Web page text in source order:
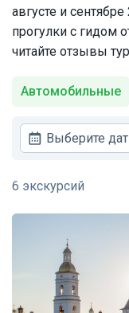
августе и
прогулки с гидом
читайте отзывы
Автомобильные
Выберите